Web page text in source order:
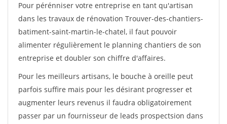
Pour pérénniser votre entreprise en tant qu'artisan
dans les travaux de rénovation Trouver-des-chantiers-
batiment-saint-martin-le-chatel, il faut pouvoir
alimenter régulièrement le planning chantiers de son
entreprise et doubler son chiffre d'affaires.
Pour les meilleurs artisans, le bouche à oreille peut
parfois suffire mais pour les désirant progresser et
augmenter leurs revenus il faudra obligatoirement
passer par un fournisseur de leads prospectsion dans